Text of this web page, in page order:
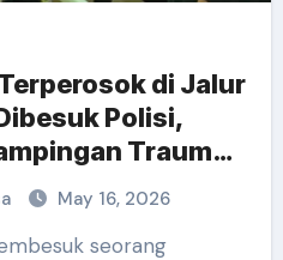
di Jalur
Polisi,
Trauma
May 16, 2026